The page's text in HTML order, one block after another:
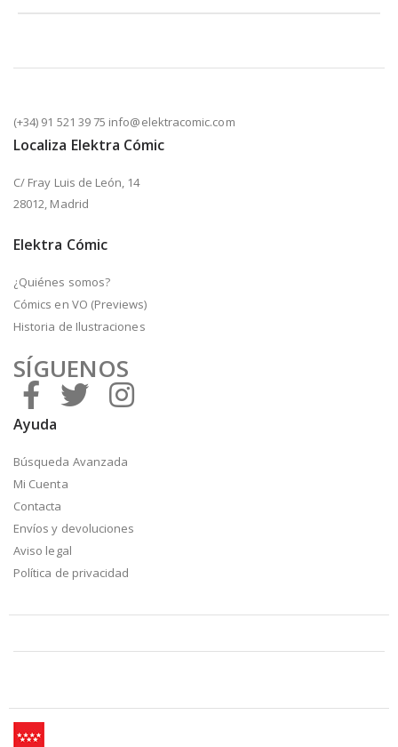
(+34) 91 521 39 75 info@elektracomic.com
Localiza Elektra Cómic
C/ Fray Luis de León, 14
28012, Madrid
Elektra Cómic
¿Quiénes somos?
Cómics en VO (Previews)
Historia de Ilustraciones
SÍGUENOS
Ayuda
Búsqueda Avanzada
Mi Cuenta
Contacta
Envíos y devoluciones
Aviso legal
Política de privacidad